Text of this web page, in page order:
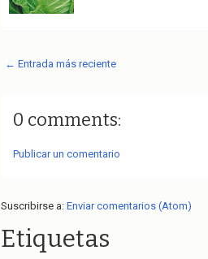
← Entrada más reciente
0 comments:
Publicar un comentario
Suscribirse a: Enviar comentarios (Atom)
Etiquetas